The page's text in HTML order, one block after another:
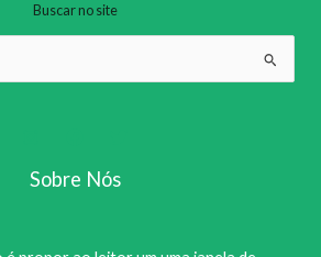
Buscar no site
Sobre Nós